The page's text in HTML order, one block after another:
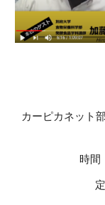
カーピカネット
時間